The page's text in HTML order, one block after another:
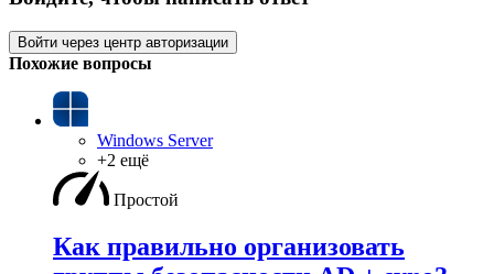
Войти через центр авторизации
Похожие вопросы
Windows Server
+2 ещё
Простой
Как правильно организовать